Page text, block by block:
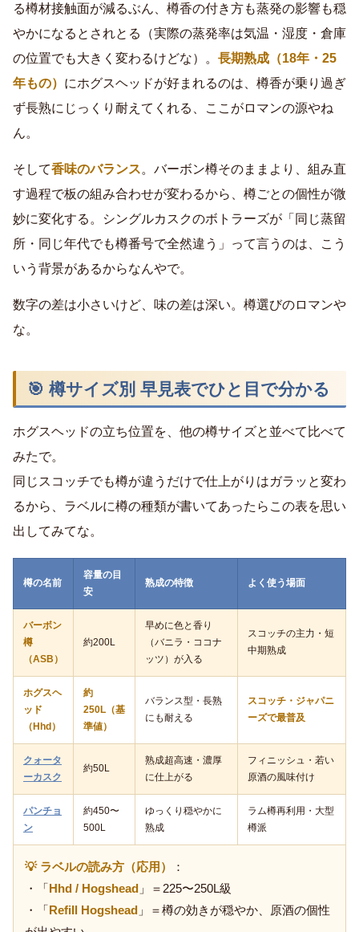
る樽材接触面が減るぶん、樽香の付き方も蒸発の影響も穏
やかになるとされとる（実際の蒸発率は気温・湿度・倉庫
の位置でも大きく変わるけどな）。 長期熟成（18年・25
年もの） にホグスヘッドが好まれるのは、樽香が乗り過ぎ
ず長熟にじっくり耐えてくれる、ここがロマンの源やね
ん。
そして香味のバランス。バーボン樽そのままより、組み直
す過程で板の組み合わせが変わるから、樽ごとの個性が微
妙に変化する。シングルカスクのボトラーズが「同じ蒸留
所・同じ年代でも樽番号で全然違う」って言うのは、こう
いう背景があるからなんやで。
数字の差は小さいけど、味の差は深い。樽選びのロマンや
な。
🎯 樽サイズ別 早見表でひと目で分かる
ホグスヘッドの立ち位置を、他の樽サイズと並べて比べて
みたで。
同じスコッチでも樽が違うだけで仕上がりはガラッと変わ
るから、ラベルに樽の種類が書いてあったらこの表を思い
出してみてな。
樽の名前
容量の目
安
熟成の特徴 よく使う場面
バーボン
樽
（ASB）
約200L
早めに色と香り
（バニラ・ココナ
ッツ）が入る
スコッチの主力・短
中期熟成
ホグスヘ
ッド
（Hhd）
約
250L（基
準値）
バランス型・長熟
にも耐える
スコッチ・ジャパニ
ーズで最普及
クォータ
ーカスク
約50L
熟成超高速・濃厚
に仕上がる
フィニッシュ・若い
原酒の風味付け
パンチョ
ン
約450〜
500L
ゆっくり穏やかに
熟成
ラム樽再利用・大型
樽派
💡 ラベルの読み方（応用）
：
・「 Hhd / Hogshead 」＝225〜250L級
・「 Refill Hogshead 」＝樽の効きが穏やか、原酒の個性